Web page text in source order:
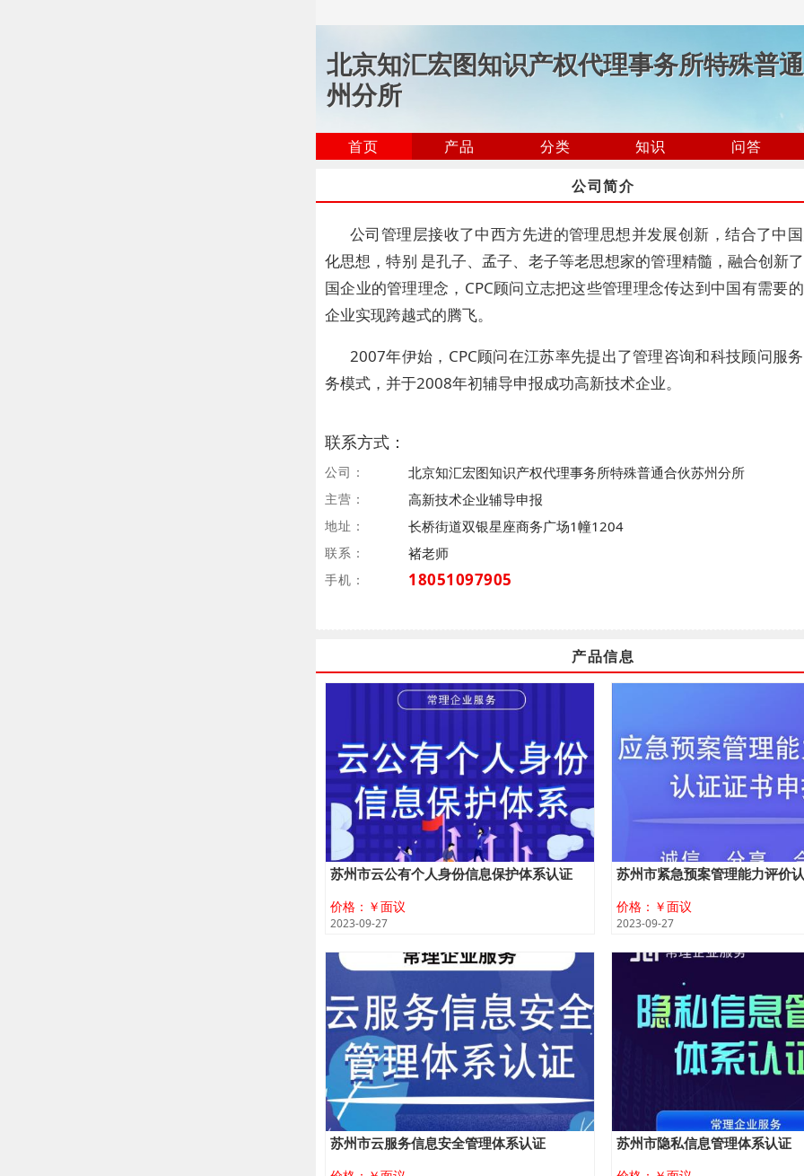
北京知汇宏图知识产权代理事务所特殊普
州分所
首页 产品 分类 知识
问答
公司简介
公司管理层接收了中西方先进的管理思想并发展创新 ，结合了中
化思想，特别 是孔子、孟子、老子等老思想家的管理精髓，融合创新
国企业的管理理念， CPC顾问立志把这些管理理念传达到中国有需要
企业实现跨越式的腾飞。
2007年伊始，CPC顾问在江苏率先提出了管理咨询和科技顾问服
务模式，并于2008年初辅导申报成功高新技术企业。
联系方式：
公司： 北京知汇宏图知识产权代理事务所特殊普通合伙苏州分所
主营： 高新技术企业辅导申报
地址： 长桥街道双银星座商务广场1幢1204
联系： 褚老师
手机： 18051097905
产品信息
苏州市云公有个人身份信息保护体系认证
价格：￥面议
2023-09-27
苏州市紧急预案管理能力评价
价格：￥面议
2023-09-27
苏州市云服务信息安全管理体系认证 苏州市隐私信息管理体系认证